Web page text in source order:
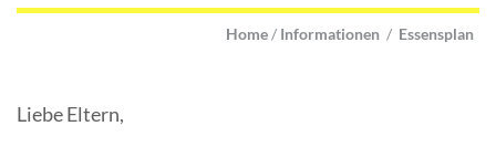
Home/ Informationen / Essensplan
Liebe Eltern,